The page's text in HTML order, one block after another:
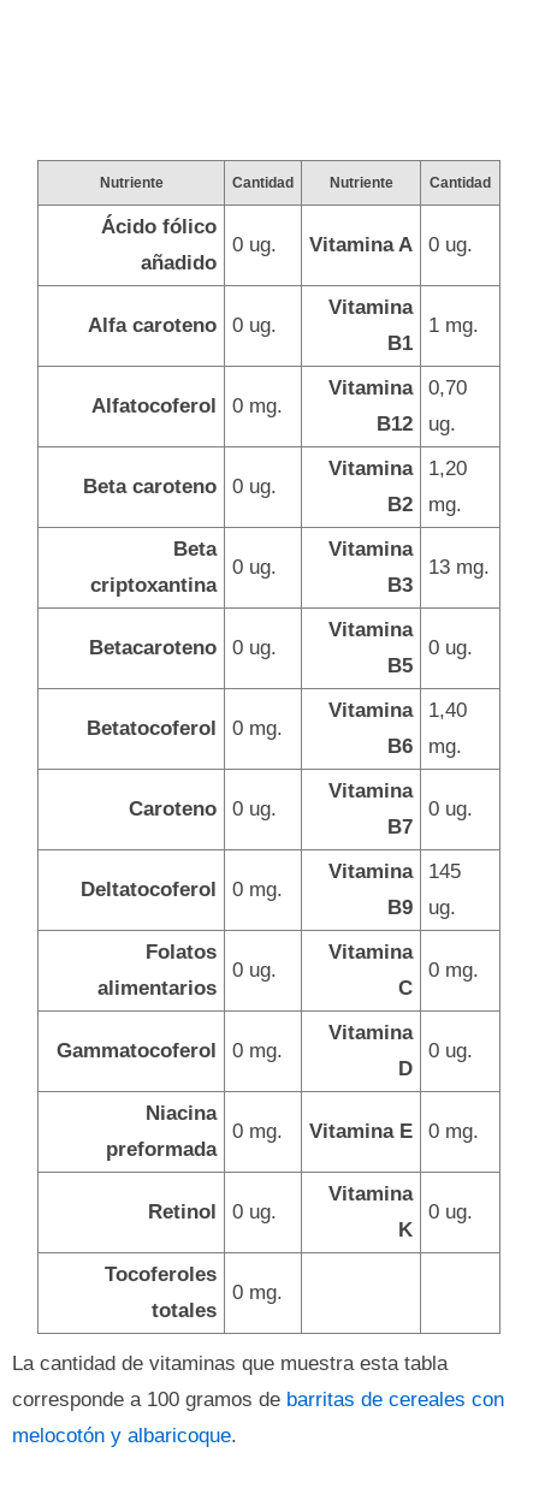
Nutriente Cantidad Nutriente Cantidad
Ácido fólico
añadido
0 ug. Vitamina A 0 ug.
Alfa caroteno 0 ug.
Vitamina
B1
1 mg.
Alfatocoferol 0 mg.
Vitamina
B12
0,70
ug.
Beta caroteno 0 ug.
Vitamina
B2
1,20
mg.
Beta
criptoxantina
0 ug.
Vitamina
B3
13 mg.
Betacaroteno 0 ug.
Vitamina
B5
0 ug.
Betatocoferol 0 mg.
Vitamina
B6
1,40
mg.
Caroteno 0 ug.
Vitamina
B7
0 ug.
Deltatocoferol 0 mg.
Vitamina
B9
145
ug.
Folatos
alimentarios
0 ug.
Vitamina
C
0 mg.
Gammatocoferol 0 mg.
Vitamina
D
0 ug.
Niacina
preformada
0 mg. Vitamina E 0 mg.
Retinol 0 ug.
Vitamina
K
0 ug.
Tocoferoles
totales
0 mg.
La cantidad de vitaminas que muestra esta tabla
corresponde a 100 gramos de barritas de cereales con
melocotón y albaricoque.